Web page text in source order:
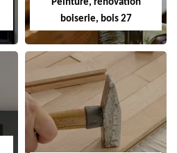
Peinture, rénovation
boiserie, bois 27